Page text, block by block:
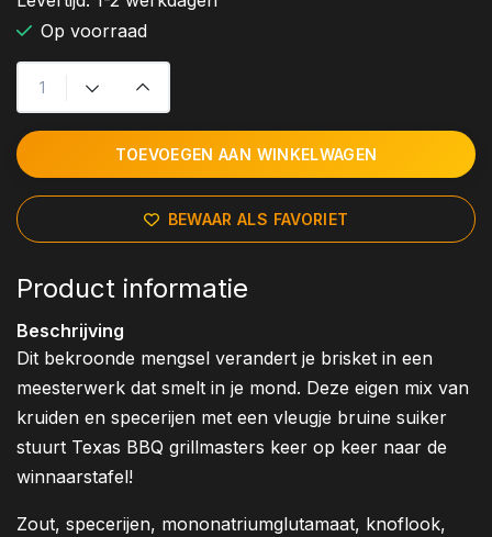
Op voorraad
TOEVOEGEN AAN WINKELWAGEN
BEWAAR ALS FAVORIET
Product informatie
Beschrijving
Dit bekroonde mengsel verandert je brisket in een
meesterwerk dat smelt in je mond. Deze eigen mix van
kruiden en specerijen met een vleugje bruine suiker
stuurt Texas BBQ grillmasters keer op keer naar de
winnaarstafel!
Zout, specerijen, mononatriumglutamaat, knoflook,